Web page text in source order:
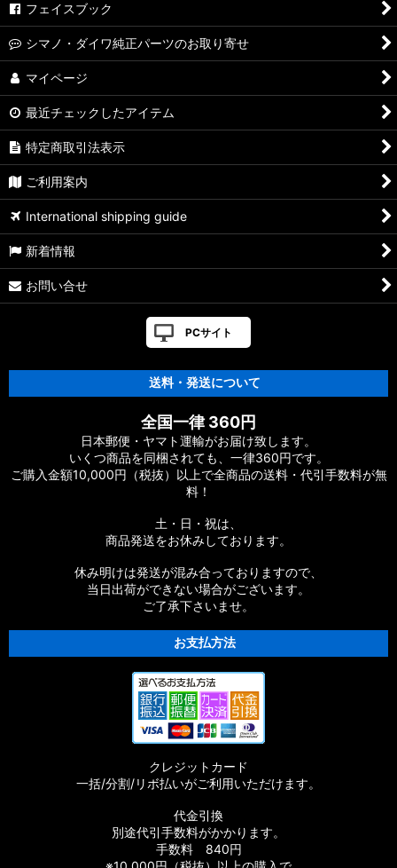
フェイスブック
シマノ・ダイワ純正パーツのお取り寄せ
マイページ
最近チェックしたアイテム
特定商取引法表示
ご利用案内
International shipping guide
新着情報
お問い合せ
PCサイト
送料・発送について
全国一律 360円
日本郵便・ヤマト運輸がお届け致します。
いくつ商品を同梱されても、一律360円です。
ご購入金額10,000円（税抜）以上で全商品の送料・代引手数料が無
料！
土・日・祝は、
商品発送をお休みしております。
休み明けは発送が混み合っておりますので、
当日出荷ができない場合がございます。
ご了承下さいませ。
お支払方法
クレジットカード
一括/分割/リボ払いがご利用いただけます。
代金引換
別途代引手数料がかかります。
手数料 840円